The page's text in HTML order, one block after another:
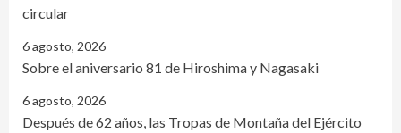
circular
6 agosto, 2026
Sobre el aniversario 81 de Hiroshima y Nagasaki
6 agosto, 2026
Después de 62 años, las Tropas de Montaña del Ejército